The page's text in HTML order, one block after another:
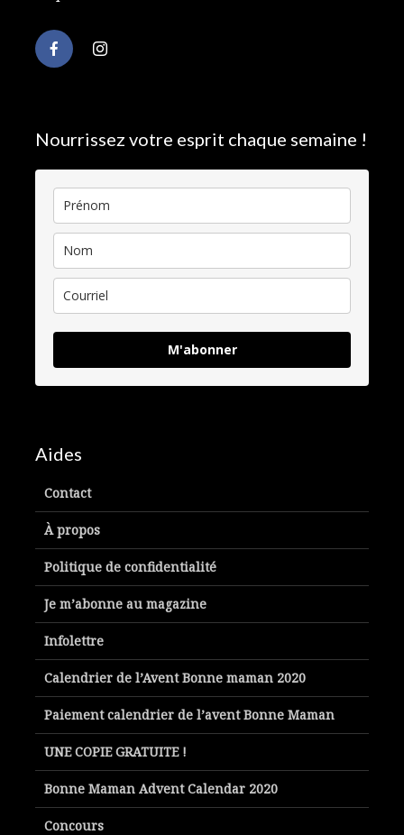
Nourrissez votre esprit chaque semaine !
M'abonner
Aides
Contact
À propos
Politique de confidentialité
Je m’abonne au magazine
Infolettre
Calendrier de l’Avent Bonne maman 2020
Paiement calendrier de l’avent Bonne Maman
UNE COPIE GRATUITE !
Bonne Maman Advent Calendar 2020
Concours